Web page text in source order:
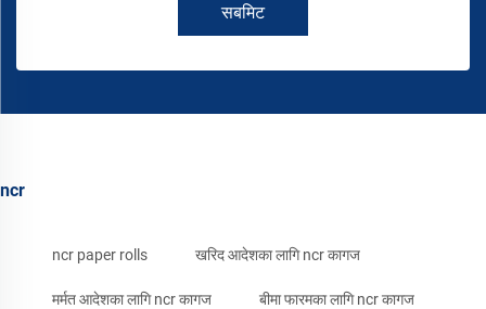
सबमिट
ncr
ncr paper rolls खरिद आदेशका लागि ncr कागज
मर्मत आदेशका लागि ncr कागज बीमा फारमका लागि ncr कागज